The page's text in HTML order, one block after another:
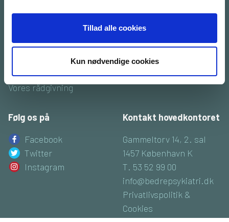
Tillad alle cookies
Kun nødvendige cookies
Viden om os
Hjemmeside for frivillige
Vores rådgivning
Støt os
Støt foreningen
Bliv medlem
Bliv frivillig
Følg os på
Facebook
Twitter
Instagram
Kontakt hovedkontoret
Gammeltorv 14, 2. sal
1457 København K
T. 53 52 99 00
info@bedrepsykiatri.dk
Privatlivspolitik &
Cookies